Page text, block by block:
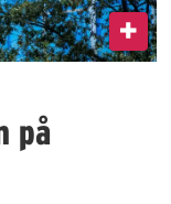
på